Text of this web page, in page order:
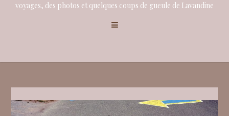
voyages, des photos et quelques coups de gueule de Lavandine